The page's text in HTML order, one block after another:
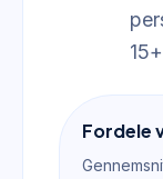
Fordele